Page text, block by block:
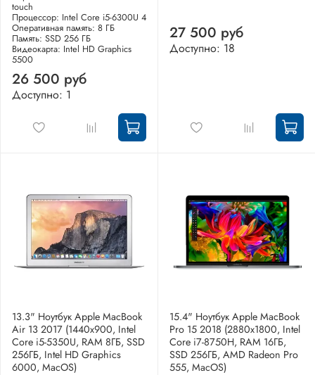
touch
Процессор: Intel Core i5-6300U 4
Оперативная память: 8 ГБ
Память: SSD 256 ГБ
Видеокарта: Intel HD Graphics
5500
26 500 руб
Доступно: 1
27 500 руб
Доступно: 18
13.3" Ноутбук Apple MacBook
Air 13 2017 (1440x900, Intel
Core i5-5350U, RAM 8ГБ, SSD
256ГБ, Intel HD Graphics
6000, MacOS)
15.4" Ноутбук Apple MacBook
Pro 15 2018 (2880x1800, Intel
Core i7-8750H, RAM 16ГБ,
SSD 256ГБ, AMD Radeon Pro
555, MacOS)